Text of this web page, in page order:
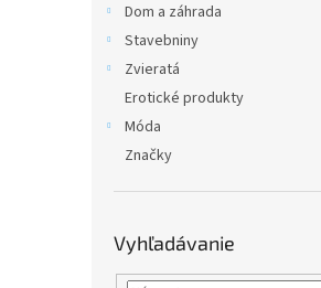
Dom a záhrada
Stavebniny
Zvieratá
Erotické produkty
Móda
Značky
Vyhľadávanie